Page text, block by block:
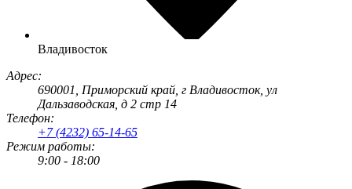
Владивосток
Адрес:
690001
, Приморский край, г Владивосток, ул
Дальзаводская, д 2 стр 14
Телефон:
+7 (4232) 65-14-65
Режим работы:
9:00 - 18:00